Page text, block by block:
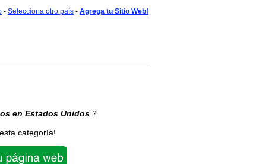
- Selecciona otro país - Agrega tu Sitio Web!
en Estados Unidos ?
categoría!